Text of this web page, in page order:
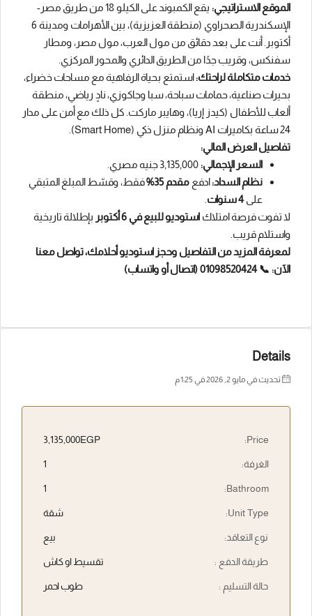
الموقع الاستراتيجي:
يقع الكمبوند على الكيلو 18 من طريق مصر-
الإسكندرية الصحراوي (منطقة العزيزية)، بين الأهرامات ومدينة 6
أكتوبر. أنت على بعد دقائق من مول العرب، مول مصر، ومطار
سفنكس، وقريب جدًا من الطريق الدائري والمحور المركزي.
خدمات متكاملة لراحتك:استمتع بحياة الرفاهية مع مساحات خضراء،
بحيرات صناعية، حمامات سباحة، سبا وجاكوزي، نادٍ رياضي، منطقة
ألعاب للأطفال (كيدز إريا)، وهايبر ماركت. كل ذلك مع أمن على مدار
24 ساعة بكاميرات AI ونظام منزل ذكي (Smart Home).
تفاصيل العرض المالي:
السعر الإجمالي:
نظام السداد:ادفع مقدم 35%
فقط، وقسّط المبلغ المتبقي
على4 سنوات
لا تفوت فرصة امتلاك استوديو للبيع في 6 أكتوبر
بإطلالة تاريخية
واستلام قريب.
لمعرفة المزيد من التفاصيل وحجز استوديو أحلامك، تواصل معنا
الآن: 📞 01098520424 (اتصال أو واتساب)
Details
تحديث في مايو 2, 2026 في 1:25 م
Price:
3,135,000EGP
الغرفة: 1
Bathroom:
1
Unit Type: شقة
نوع التعاقد: بيع
طريقة الدفع : تقسيط او كاش
حالة التسليم : طوب احمر